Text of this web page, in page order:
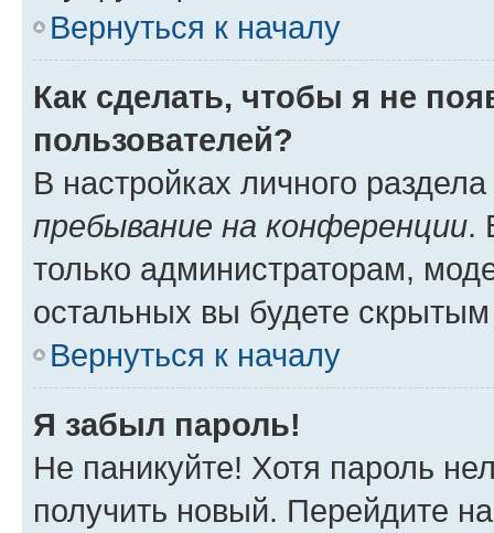
Вернуться к началу
Как сделать, чтобы я не
пользователей?
В настройках личного
пребывание на конференции.
только администраторам,
остальных вы будете
Вернуться к началу
Я забыл пароль!
Не паникуйте! Хотя пароль
получить новый. Перейдите